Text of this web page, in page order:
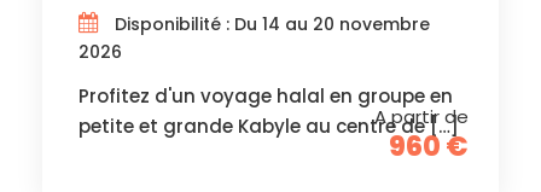
A partir de
960 €
Disponibilité : Du 14 au 20 novembre
2026
Profitez d'un voyage halal en groupe en
petite et grande Kabyle au centre de […]